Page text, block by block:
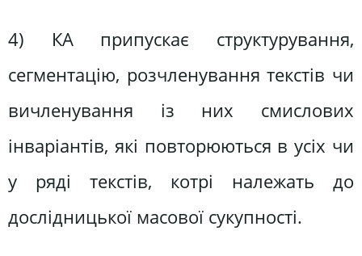
4) КА припускає структурування,
сегментацію, розчленування текстів чи
вичленування із них смислових
інваріантів, які повторюються в усіх чи
у ряді текстів, котрі належать до
дослідницької масової сукупності.